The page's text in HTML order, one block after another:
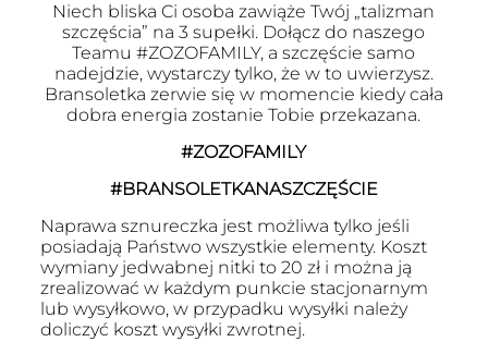
Niech bliska Ci osoba zawiąże Twój „talizman
szczęścia” na 3 supełki. Dołącz do naszego
Teamu #ZOZOFAMILY, a szczęście samo
nadejdzie, wystarczy tylko, że w to uwierzysz.
Bransoletka zerwie się w momencie kiedy cała
dobra energia zostanie Tobie przekazana.
#ZOZOFAMILY
#BRANSOLETKANASZCZĘŚCIE
Naprawa sznureczka jest możliwa tylko jeśli
posiadają Państwo wszystkie elementy. Koszt
wymiany jedwabnej nitki to 20 zł i można ją
zrealizować w każdym punkcie stacjonarnym
lub wysyłkowo, w przypadku wysyłki należy
doliczyć koszt wysyłki zwrotnej.